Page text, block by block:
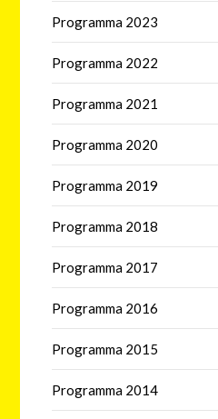
Programma 2023
Programma 2022
Programma 2021
Programma 2020
Programma 2019
Programma 2018
Programma 2017
Programma 2016
Programma 2015
Programma 2014